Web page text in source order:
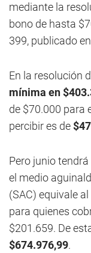
mediante la
bono de hasta
399, publicado
En la resolución
mínima en
de $70.000 para
percibir es de
Pero junio
el medio
(SAC) equivale
para quienes
$201.659. De
$674.976,99.